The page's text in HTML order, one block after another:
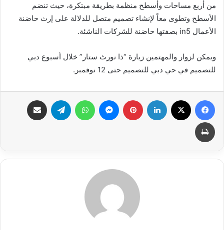
من أربع مساحات وأسطح منظمة بطريقة مبتكرة، حيث تنضم
الأسطح وتطوى معاً لإنشاء تصميم متصل للدلالة على إرث حاضنة
الأعمال in5 بصفتها حاضنة للشركات الناشئة.
ويمكن لزوار والمهتمين زيارة “ذا نورث ستار” خلال أسبوع دبي
للتصميم في حي دبي للتصميم حتى 12 نوفمبر.
فيسبوك لينكدإن بينتيريست ماسنجر واتساب تيلقرام
طباعة